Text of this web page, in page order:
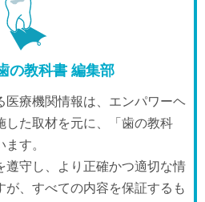
の教科書 編集部
医療機関情報は、エンパワーヘ
した取材を元に、「歯の教科
す。
遵守し、より正確かつ適切な情
が、すべての内容を保証するも